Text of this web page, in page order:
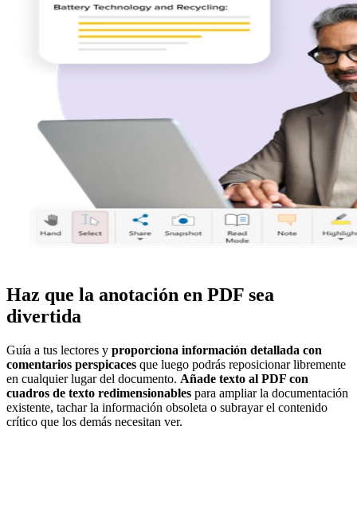
Haz que la anotación en PDF sea
divertida
Guía a tus lectores y proporciona información detallada con
comentarios perspicaces que luego podrás reposicionar libremente
en cualquier lugar del documento. Añade texto al PDF con
cuadros de texto redimensionables para ampliar la documentación
existente, tachar la información obsoleta o subrayar el contenido
crítico que los demás necesitan ver.